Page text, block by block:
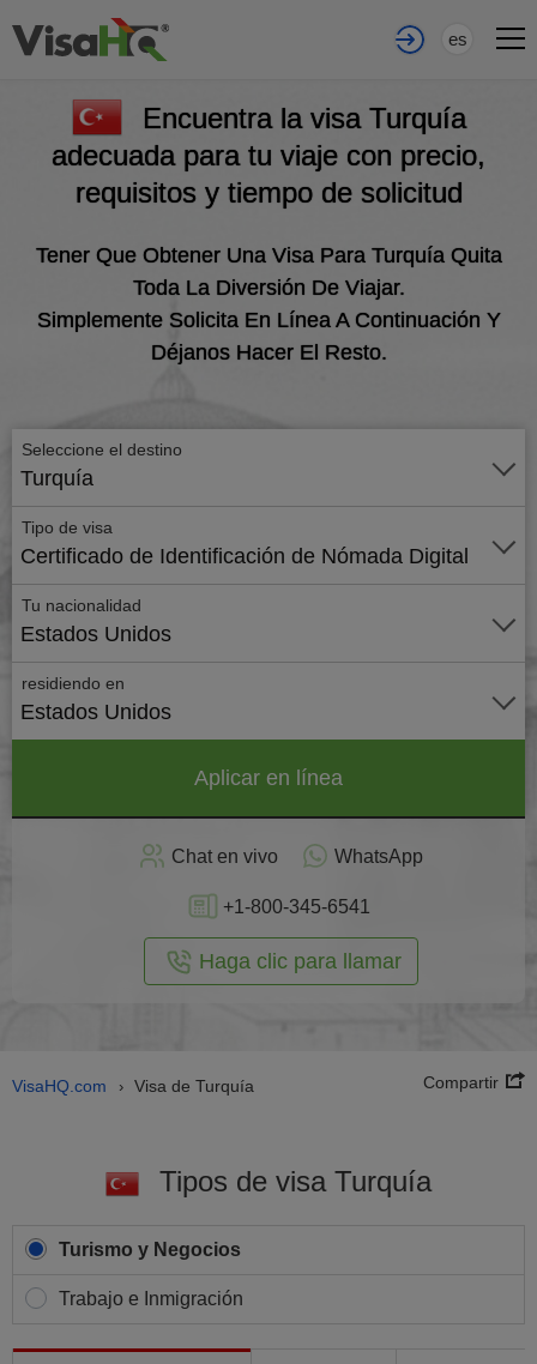
es
Encuentra la visa Turquía
adecuada para tu viaje con precio,
requisitos y tiempo de solicitud
Tener Que Obtener Una Visa Para Turquía Quita
Toda La Diversión De Viajar.
Simplemente Solicita En Línea A Continuación Y
Déjanos Hacer El Resto.
Seleccione el destino
Turquía
Tipo de visa
Certificado de Identificación de Nómada Digital
Tu nacionalidad
Estados Unidos
residiendo en
Estados Unidos
Aplicar en línea
Chat en vivo WhatsApp
+1-800-345-6541
Haga clic para llamar
VisaHQ.com › Visa de Turquía Compartir
Tipos de visa Turquía
Turismo y Negocios
Trabajo e Inmigración